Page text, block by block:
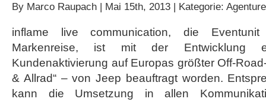
By Marco Raupach | Mai 15th, 2013 | Kategorie:
inflame live communication, die
Markenreise, ist mit der Entwicklung
Kundenaktivierung auf Europas größter Off-
& Allrad“ – von Jeep beauftragt worden.
kann die Umsetzung in allen